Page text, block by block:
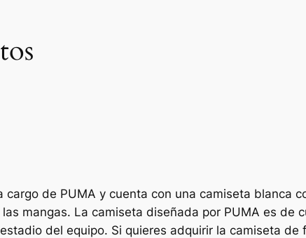
de PUMA y cuenta con una camiseta blanca
mangas. La camiseta diseñada por PUMA es de
del equipo. Si quieres adquirir la camiseta de